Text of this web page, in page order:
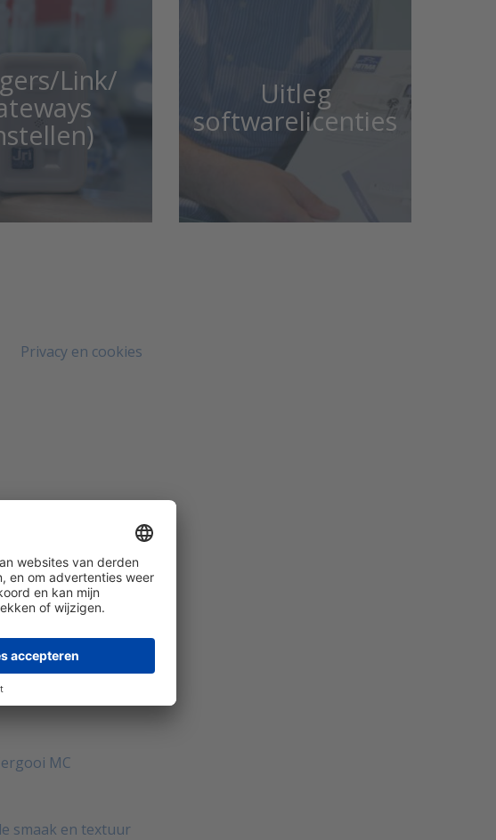
Link/ Uitleg
softwarelicenties
Privacy en cookies
Park
MC
smaak en textuur